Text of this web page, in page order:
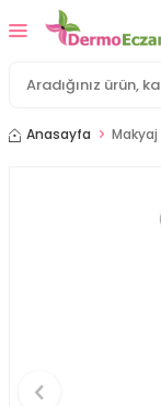
Anasayfa Makyaj